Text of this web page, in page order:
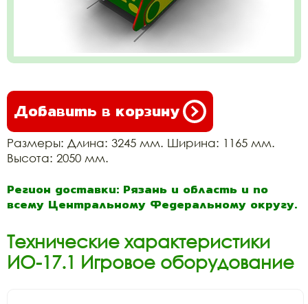
Добавить в корзину
Размеры: Длина: 3245 мм. Ширина: 1165 мм.
Высота: 2050 мм.
Регион доставки: Рязань и область и по
всему Центральному Федеральному округу.
Технические характеристики
ИО-17.1 Игровое оборудование